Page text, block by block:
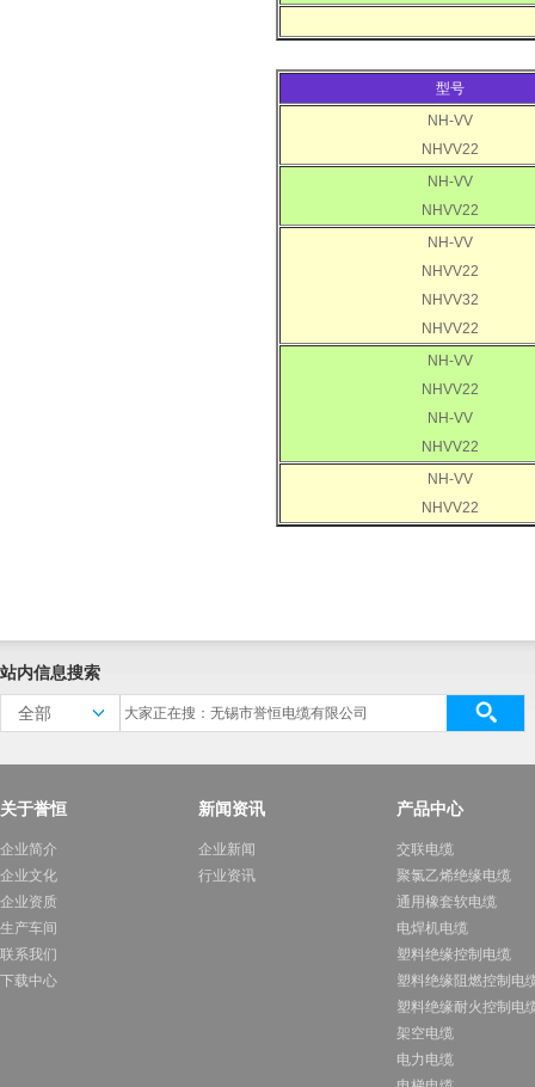
型号
NH-VV
NHVV22
NH-VV
NHVV22
NH-VV
NHVV22
NHVV32
NHVV22
NH-VV
NHVV22
NH-VV
NHVV22
NH-VV
NHVV22
站内信息搜索
全部
关于誉恒
企业简介
企业文化
企业资质
生产车间
联系我们
下载中心
新闻资讯
企业新闻
行业资讯
产品中心
交联电缆
聚氯乙烯绝缘电缆
通用橡套软电缆
电焊机电缆
塑料绝缘控制电缆
塑料绝缘阻燃控制电
塑料绝缘耐火控制电
架空电缆
电力电缆